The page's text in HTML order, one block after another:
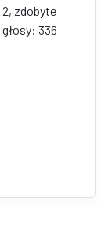
2, zdobyte
głosy: 336